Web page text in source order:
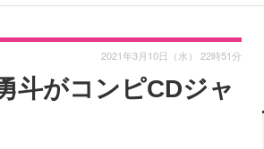
斗がコンピCDジャ
2021年3月10日（水） 22時51分